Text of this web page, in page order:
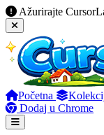
Ažurirajte
Početna
Dodaj u Chrome